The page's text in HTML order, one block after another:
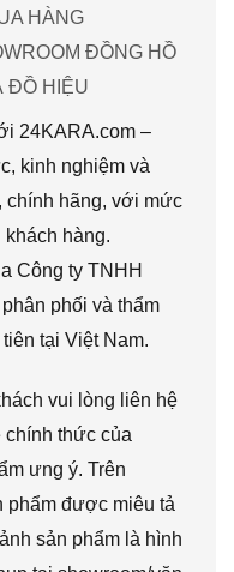
HÀNG
ĐỒNG HỒ
ĐỒ HIỆU
24KARA.com –
kinh nghiệm và
chính hãng, với mức
hàng.
Công ty TNHH
phối và thẩm
tại Việt Nam.
vui lòng liên hệ
chính thức của
ưng ý. Trên
phẩm được miêu tả
sản phẩm là hình